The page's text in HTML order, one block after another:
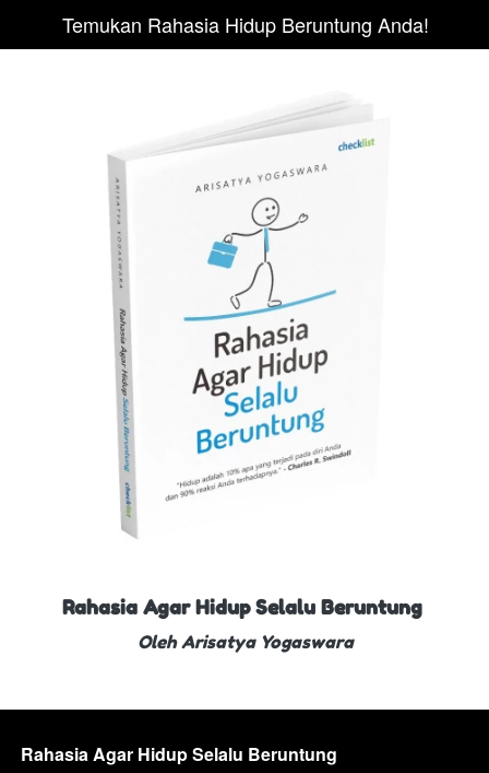
Temukan Rahasia Hidup Beruntung Anda!
Rahasia Agar Hidup Selalu Beruntung
Oleh Arisatya Yogaswara
Rahasia Agar Hidup Selalu Beruntung